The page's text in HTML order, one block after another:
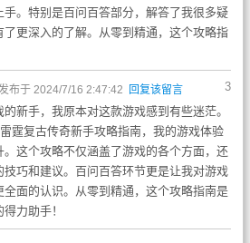
手。特别是百问百答部分，解答了我很多疑
了更深入的了解。从零到精通，这个攻略指
3
布于 2024/7/16 2:47:42 回复该留言
新手，我原本对这款游戏感到有些迷茫。
霆复古传奇新手攻略指南，我的游戏体验
。这个攻略不仅涵盖了游戏的各个方面，还
技巧和建议。百问百答环节更是让我对游戏
全面的认识。从零到精通，这个攻略指南是
力助手！